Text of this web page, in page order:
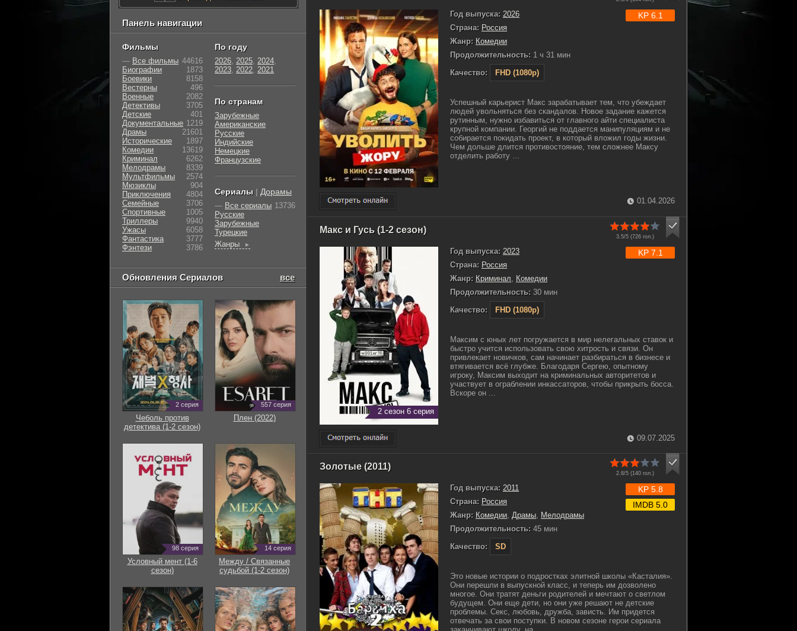
Год выпуска: 2026
Страна: Россия
Жанр: Комедии
Продолжительность: 1 ч 31 мин
Качество:
FHD (1080p)
KP 6.1
Успешный карьерист Макс зарабатывает тем, что убеждает
людей увольняться без скандалов. Новое задание кажется
рутинным, нужно избавиться от главного айти специалиста
крупной компании. Георгий не поддается манипуляциям и не
собирается покидать проект, в который вложил годы жизни.
Чем дольше длится противостояние, тем сложнее Максу
отделить работу ...
01.04.2026
Макс и Гусь (1-2 сезон)
3.5/5 (726гол.)
2 сезон 6 серия
Год выпуска: 2023
Страна: Россия
Жанр: Криминал
Комедии
Продолжительность: 30 мин
Качество:
FHD (1080p)
KP 7.1
Максим с юных лет погружается в мир нелегальных ставок и
быстро учится использовать свою хитрость и связи. Он
привлекает новичков, сам начинает разбираться в бизнесе и
втягивается всё глубже. Благодаря Сергею, опытному
игроку, Максим выходит на криминальных авторитетов и
участвует в ограблении инкассаторов, чтобы прикрыть босса.
Вскоре он ...
09.07.2025
Золотые (2011)
2.8/5 (140гол.)
Год выпуска: 2011
Страна: Россия
Жанр: Комедии, Драмы, Мелодрамы
Продолжительность: 45 мин
Качество:
SD
KP 5.8
IMDB 5.0
Это новые истории о подростках элитной школы «Касталия».
Они перешли в выпускной класс, и теперь им дозволено
многое. Они тратят деньги родителей и мечтают о светлом
будущем. Они еще дети, но они уже решают не детские
проблемы. Секс, любовь, дружба, зависть. Им придется
отвечать за свои поступки. В новом сезоне герои сериала
Панель навигации
Фильмы
— Все фильмы 44616
Биографии
1873
Боевики
8158
Вестерны
496
Военные
2082
Детективы
3705
Детские
401
Документальные 1219
Драмы
21601
Исторические
1897
Комедии
13619
Криминал
6262
Мелодрамы
8339
Мультфильмы
2574
Мюзиклы
904
Приключения
4804
Семейные
3706
Cпортивные
1005
Триллеры
9940
Ужасы
6058
Фантастика
3777
Фэнтези
3786
По году
2026, 2025, 2024,
2023, 2022, 2021
По странам
Зарубежные
Американские
Русские
Индийские
Немецкие
Французские
Сериалы | Дорамы
— Все сериалы 13736
Русские
Зарубежные
Турецкие
Жанры
►
Обновления Сериалов все
2 серия
Чеболь против
детектива (1-2 сезон)
557 серия
Плен (2022)
98 серия
Условный мент (1-6
сезон)
14 серия
Между / Связанные
судьбой (1-2 сезон)